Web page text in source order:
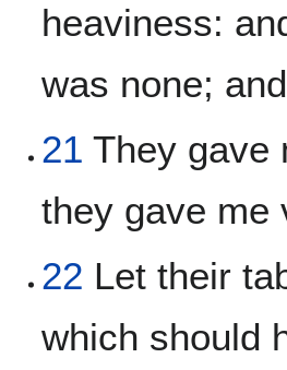
heaviness:
was none;
21 They gave
they gave me
22 Let their
which should